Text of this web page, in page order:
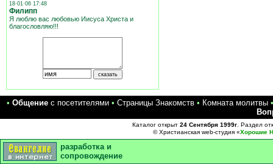
18·01·06 17:48
Филипп
Я люблю вас любовью Иисуса Христа и
благословляю!!!
• Общениес посетителями• Страницы Знакомств• Комната молитвы
Каталог открыт 24 Cентября 1999г . Раздел
© Христианская web-студия «Хорошие
разработка и
сопровождение